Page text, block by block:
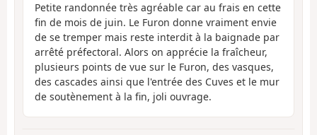
Petite randonnée très agréable car au frais en cette
fin de mois de juin. Le Furon donne vraiment envie
de se tremper mais reste interdit à la baignade par
arrêté préfectoral. Alors on apprécie la fraîcheur,
plusieurs points de vue sur le Furon, des vasques,
des cascades ainsi que l'entrée des Cuves et le mur
de soutènement à la fin, joli ouvrage.